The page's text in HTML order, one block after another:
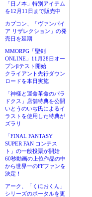
「日ノ本」特別アイテム
を12月11日まで販売中
カプコン、「ヴァンパイ
ア リザレクション」の発
売日を延期
MMORPG「聖剣
ONLINE」11月28日オー
プンβテスト開始
クライアント先行ダウン
ロードを本日実施
「神様と運命革命のパラ
ドクス」店舗特典を公開
いとうのいぢ氏によるイ
ラストを使用した特典が
ズラリ
「FINAL FANTASY
SUPER FAN コンテス
ト」の一般投票が開始
60秒動画の上位作品の中
から世界一のFFファンを
決定！
アーク、「くにおくん」
シリーズのポータルを更